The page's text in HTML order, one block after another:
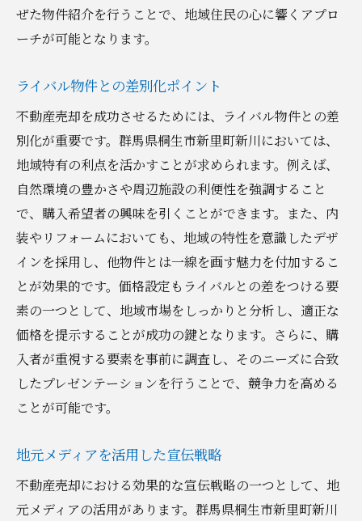
ぜた物件紹介を行うことで、地域住民の心に響くアプロ
ーチが可能となります。
ライバル物件との差別化ポイント
不動産売却を成功させるためには、ライバル物件との差
別化が重要です。群馬県桐生市新里町新川においては、
地域特有の利点を活かすことが求められます。例えば、
自然環境の豊かさや周辺施設の利便性を強調すること
で、購入希望者の興味を引くことができます。また、内
装やリフォームにおいても、地域の特性を意識したデザ
インを採用し、他物件とは一線を画す魅力を付加するこ
とが効果的です。価格設定もライバルとの差をつける要
素の一つとして、地域市場をしっかりと分析し、適正な
価格を提示することが成功の鍵となります。さらに、購
入者が重視する要素を事前に調査し、そのニーズに合致
したプレゼンテーションを行うことで、競争力を高める
ことが可能です。
地元メディアを活用した宣伝戦略
不動産売却における効果的な宣伝戦略の一つとして、地
元メディアの活用があります。群馬県桐生市新里町新川